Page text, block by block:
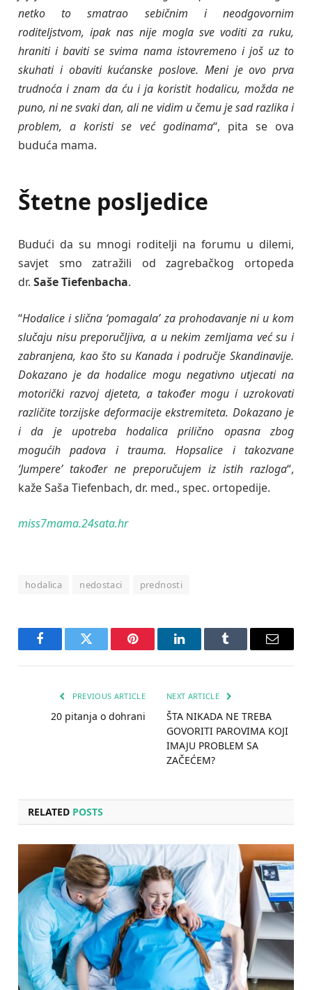
netko to smatrao sebičnim i neodgovornim
roditeljstvom, ipak nas nije mogla sve voditi za ruku,
hraniti i baviti se svima nama istovremeno i još uz to
skuhati i obaviti kućanske poslove. Meni je ovo prva
trudnoća i znam da ću i ja koristit hodalicu, možda ne
puno, ni ne svaki dan, ali ne vidim u čemu je sad razlika i
problem, a koristi se već godinama“, pita se ova
buduća mama.
Štetne posljedice
Budući da su mnogi roditelji na forumu u dilemi,
savjet smo zatražili od zagrebačkog ortopeda
dr. Saše Tiefenbacha.
“Hodalice i slična ‘pomagala’ za prohodavanje ni u kom
slučaju nisu preporučljiva, a u nekim zemljama već su i
zabranjena, kao što su Kanada i područje Skandinavije.
Dokazano je da hodalice mogu negativno utjecati na
motorički razvoj djeteta, a također mogu i uzrokovati
različite torzijske deformacije ekstremiteta. Dokazano je
i da je upotreba hodalica prilično opasna zbog
mogućih padova i trauma. Hopsalice i takozvane
‘Jumpere’ također ne preporučujem iz istih razloga“,
kaže Saša Tiefenbach, dr. med., spec. ortopedije.
miss7mama.24sata.hr
hodalica nedostaci prednosti
FacebookTwitter Pinterest LinkedInTumblr Email
PREVIOUS ARTICLE
20 pitanja o dohrani
NEXT ARTICLE
ŠTA NIKADA NE TREBA
GOVORITI PAROVIMA KOJI
IMAJU PROBLEM SA
ZAČEĆEM?
RELATED POSTS